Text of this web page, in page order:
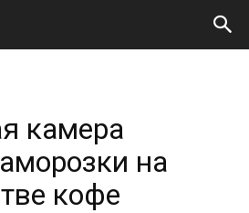
камера
на
кофе